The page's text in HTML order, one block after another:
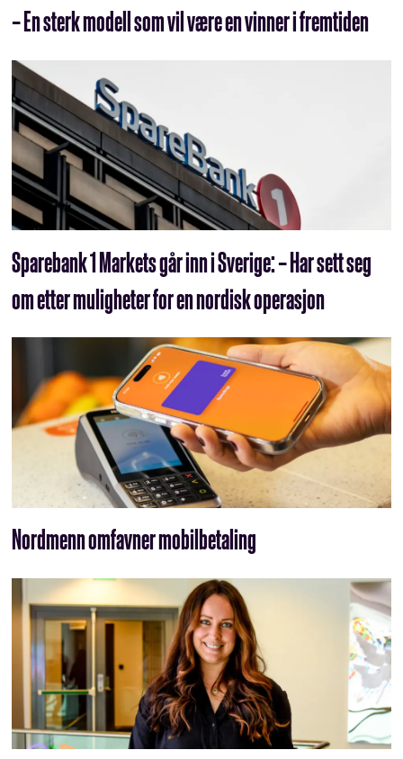
– En sterk modell som vil være en vinner i fremtiden
Sparebank 1 Markets går inn i Sverige: – Har sett seg
om etter muligheter for en nordisk operasjon
Nordmenn omfavner mobilbetaling